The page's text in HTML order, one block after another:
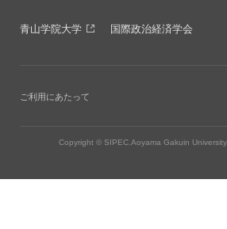
青山学院大学 国際政治経済学会
ご利用にあたって
Copyright © SIPEC.Aoyama Gakuin